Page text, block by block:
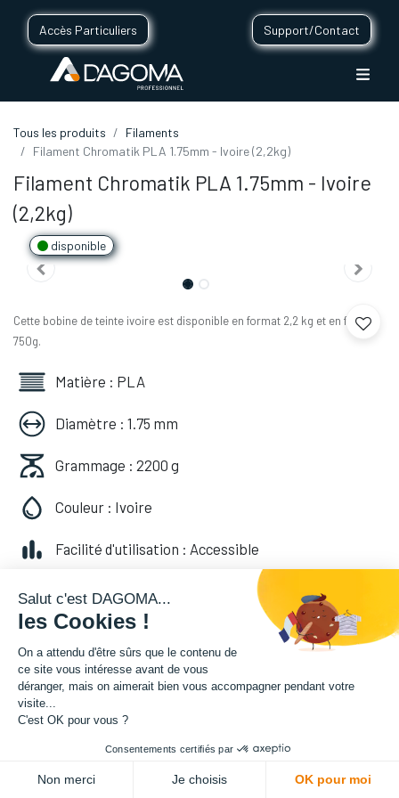
Accès Particuliers Support/Contact
Tous les produits
Filaments
Filament Chromatik PLA 1.75mm - Ivoire (2,2kg)
Filament Chromatik PLA 1.75mm - Ivoire
(2,2kg)
disponible
Cette bobine de teinte ivoire est disponible en format 2,2 kg et en format
750g.
Matière : PLA
Diamètre : 1.75 mm
Grammage : 2200 g
Couleur : Ivoire
Facilité d'utilisation : Accessible
49,99
Salut c'est DAGOMA...
les Cookies !
On a attendu d'être sûrs que le contenu de
ce site vous intéresse avant de vous
déranger, mais on aimerait bien vous accompagner pendant votre
visite...
C'est OK pour vous ?
Consentements certifiés par
Non merci Je choisis OK pour moi